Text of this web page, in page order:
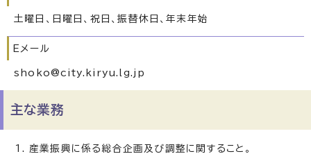
土曜日、日曜日、祝日、振替休日、年末年始
Eメール
shoko@city.kiryu.lg.jp
主な業務
産業振興に係る総合企画及び調整に関すること。